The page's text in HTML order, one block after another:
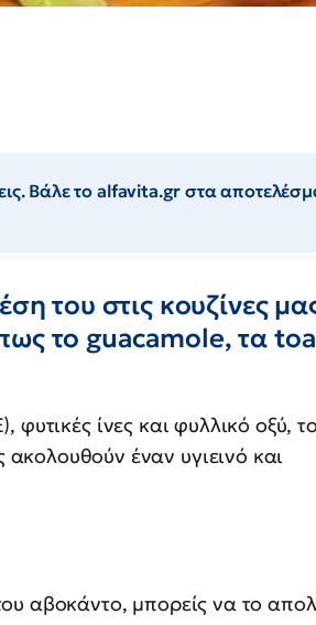
Βάλε το alfavita.gr στα
του στις κουζίνες
το guacamole, τα
φυτικές ίνες και φυλλικό οξύ, το
ακολουθούν έναν υγιεινό και
αβοκάντο, μπορείς να το